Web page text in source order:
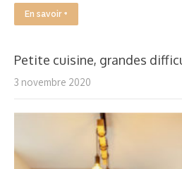
En savoir +
Petite cuisine, grandes
3 novembre 2020